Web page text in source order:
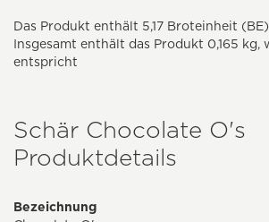
Das Produkt enthält 5,17 Broteinheit
Insgesamt enthält das Produkt 0,165 kg,
entspricht
Schär Chocolate O's
Produktdetails
Bezeichnung